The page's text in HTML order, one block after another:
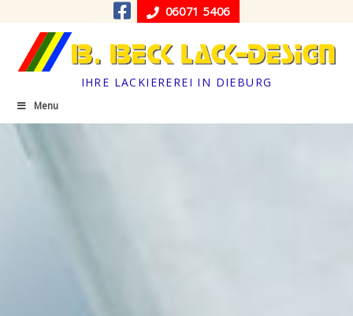
06071 5406
IHRE LACKIEREREI IN DIEBURG
Menu